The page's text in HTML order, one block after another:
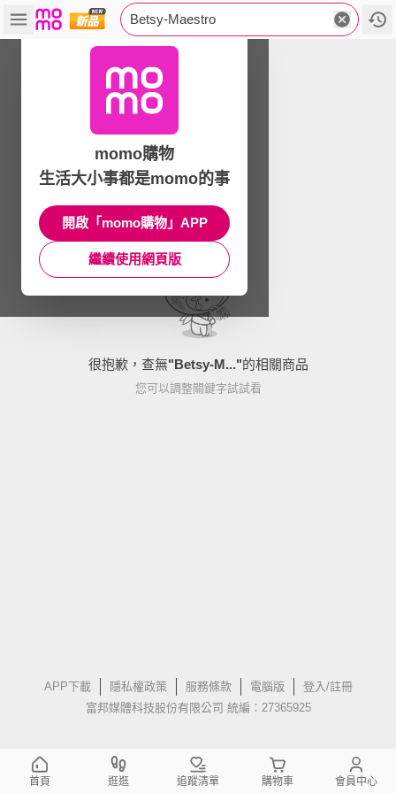
Betsy-Maestro
很抱歉，查無"Betsy-M..."的相關商品
您可以調整關鍵字試試看
APP下載 隱私權政策 服務條款 電腦版
登入/註冊
富邦媒體科技股份有限公司 統編：27365925
momo購物
生活大小事都是momo的事
開啟「momo購物」APP
繼續使用網頁版
首頁 逛逛 追蹤清單 購物車 會員中心